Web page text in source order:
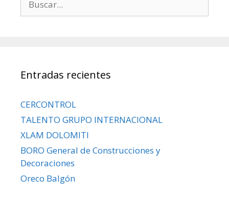
Entradas recientes
CERCONTROL
TALENTO GRUPO INTERNACIONAL
XLAM DOLOMITI
BORO General de Construcciones y
Decoraciones
Oreco Balgón